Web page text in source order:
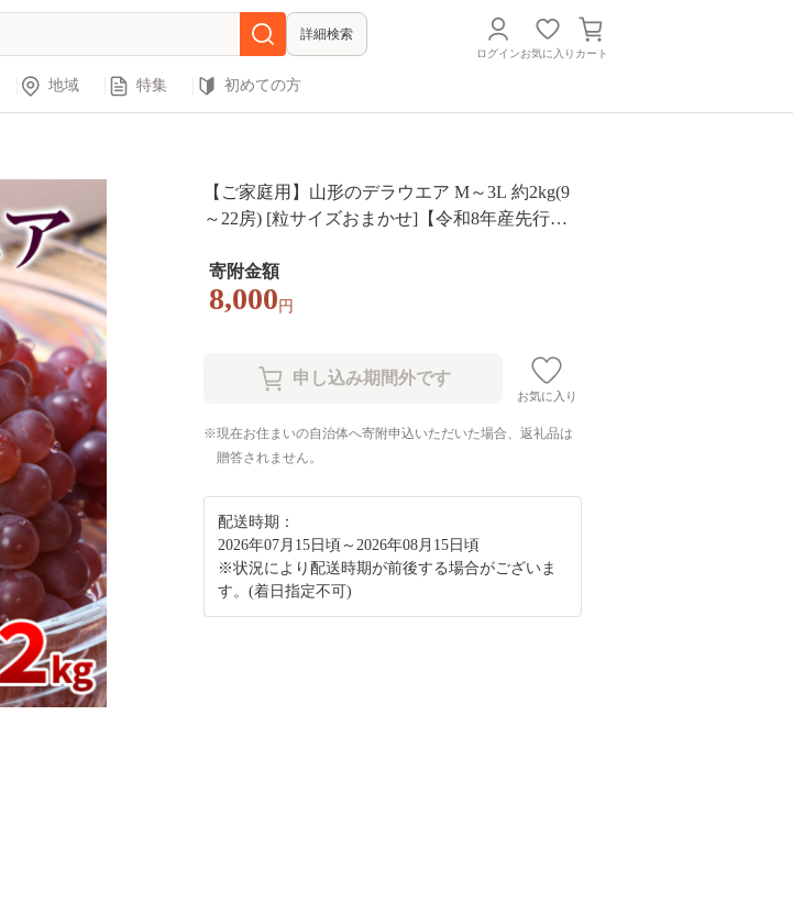
詳細検索
ログインお気に入り カート
地域 特集 初めての方
【ご家庭用】山形のデラウエア M～3L 約2kg(9
～22房) [粒サイズおまかせ]【令和8年産先行予
寄附金額
8,000 円
お気に入り
現在お住まいの自治体へ寄附申込いただいた場合、返礼品は
贈答されません。
配送時期：
2026年07月15日頃～2026年08月15日頃
※状況により配送時期が前後する場合がございま
す。(着日指定不可)